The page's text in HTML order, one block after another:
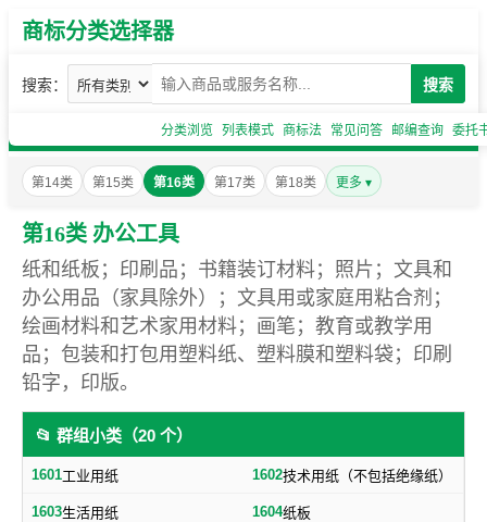
商标分类选择器
搜索： 搜索
分类浏览 列表模式 商标法 常见问答 邮编查询 委托
第14类 第15类 第16类 第17类 第18类 更多 ▾
第16类 办公工具
纸和纸板；印刷品；书籍装订材料；照片；文具和
办公用品（家具除外）；文具用或家庭用粘合剂；
绘画材料和艺术家用材料；画笔；教育或教学用
品；包装和打包用塑料纸、塑料膜和塑料袋；印刷
铅字，印版。
📂 群组小类（20 个）
1601工业用纸 1602技术用纸（不包括绝缘纸）
1603生活用纸 1604纸板